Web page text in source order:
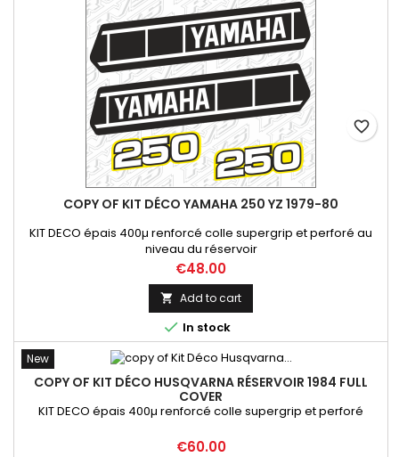
COPY OF KIT DÉCO YAMAHA 250 YZ 1979-80
KIT DECO épais 400µ renforcé colle supergrip et perforé au
niveau du réservoir
Price
€48.00
 Add to cart
 In stock
favorite_border
New
COPY OF KIT DÉCO HUSQVARNA RÉSERVOIR 1984 FULL
COVER
KIT DECO épais 400µ renforcé colle supergrip et perforé
Price
€60.00